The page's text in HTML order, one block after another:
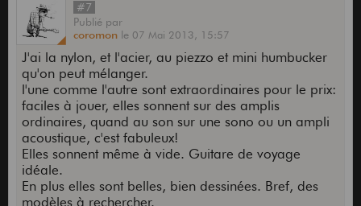
#7
Publié par
coromon le 07 Mai 2013, 15:57
J'ai la nylon, et l'acier, au piezzo et mini humbucker
qu'on peut mélanger.
l'une comme l'autre sont extraordinaires pour le prix:
faciles à jouer, elles sonnent sur des amplis
ordinaires, quand au son sur une sono ou un ampli
acoustique, c'est fabuleux!
Elles sonnent même à vide. Guitare de voyage
idéale.
En plus elles sont belles, bien dessinées. Bref, des
modèles à rechercher.